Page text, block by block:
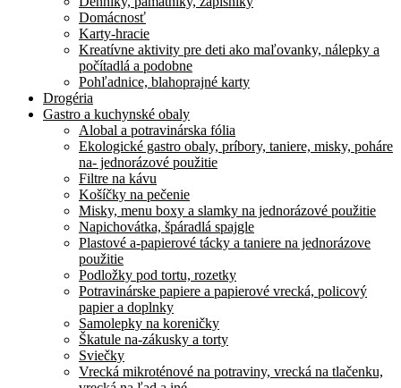
Domácnosť
Karty-hracie
Kreatívne aktivity pre deti ako maľovanky, nálepky a
počítadlá a podobne
Pohľadnice, blahoprajné karty
Drogéria
Gastro a kuchynské obaly
Alobal a potravinárska fólia
Ekologické gastro obaly, príbory, taniere, misky, poháre
na- jednorázové použitie
Filtre na kávu
Košíčky na pečenie
Misky, menu boxy a slamky na jednorázové použitie
Napichovátka, špáradlá spajgle
Plastové a-papierové tácky a taniere na jednorázove
použitie
Podložky pod tortu, rozetky
Potravinárske papiere a papierové vrecká, policový
papier a doplnky
Samolepky na koreničky
Škatule na-zákusky a torty
Sviečky
Vrecká mikroténové na potraviny, vrecká na tlačenku,